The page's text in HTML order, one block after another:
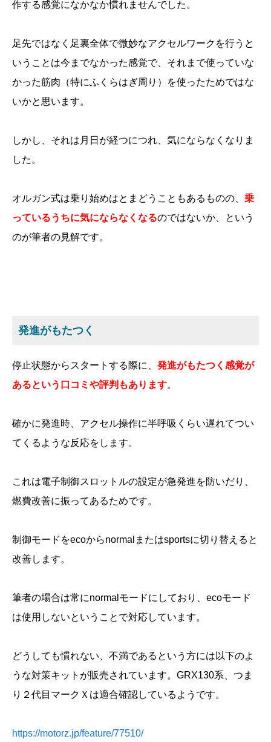
作する感覚になかなか慣れませんでした。
足先ではなく足裏全体で微妙なアクセルワークを行うと
いうことは今までなかった感覚で、それまで使っていな
かった筋肉（特にふくらはぎ周り）を使ったためではな
いかと思います。
しかし、それは月日が経つにつれ、気にならなくなりま
した。
オルガン式は乗り始めはとまどうこともあるものの、 乗
っているうちに気にならなくなるのではないか、という
のが筆者の見解です。
発進がもたつく
停止状態からスタートする際に、 発進がもたつく感覚が
あるという口コミや評判もあります。
確かに発進時、アクセル操作に半呼吸くらい遅れてつい
てくるような反応をします。
これは電子制御スロットルの設定が急発進を防いだり、
燃費改善に振ってあるためです。
制御モードをecoからnormalまたはsportsに切り替えると
改善します。
筆者の場合は常にnormalモードにしており、ecoモード
は使用しないということで対応しています。
どうしても慣れない、不満であるという方には以下のよ
うな対策キットが販売されています。GRX130系、つま
り２代目マークＸは適合確認しているようです。
https://motorz.jp/feature/77510/